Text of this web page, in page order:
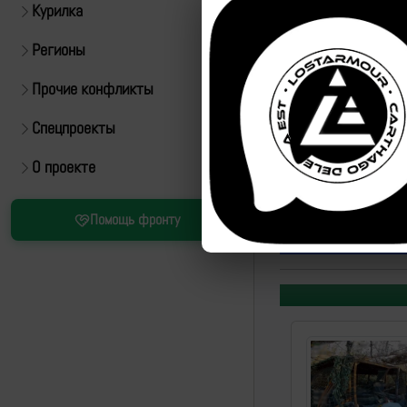
Курилка
Регионы
Прочие конфликты
Спецпроекты
О проекте
Помощь фронту
Источник:https://
ID: